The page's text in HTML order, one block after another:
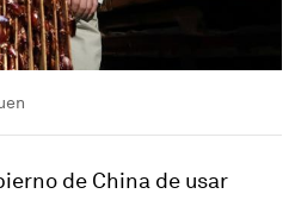
de China de usar